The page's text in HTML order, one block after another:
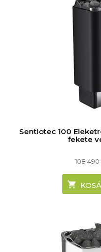
Sentiotec 100
fekete
108 490